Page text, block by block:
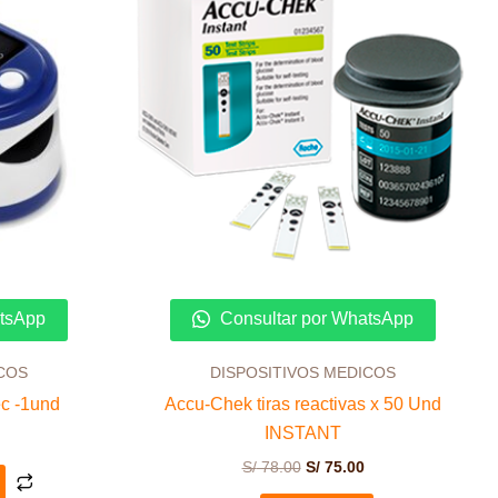
-1und
Consultar por WhatsApp
DISPOSITIVOS MEDICOS
Accu-Chek tiras reactivas x 50 Und
INSTANT
S/78.00
S/ 78.00.
S/75.00